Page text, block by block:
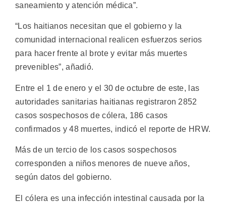
saneamiento y atención médica”.
“Los haitianos necesitan que el gobierno y la
comunidad internacional realicen esfuerzos serios
para hacer frente al brote y evitar más muertes
prevenibles”, añadió.
Entre el 1 de enero y el 30 de octubre de este, las
autoridades sanitarias haitianas registraron 2852
casos sospechosos de cólera, 186 casos
confirmados y 48 muertes, indicó el reporte de HRW.
Más de un tercio de los casos sospechosos
corresponden a niños menores de nueve años,
según datos del gobierno.
El cólera es una infección intestinal causada por la